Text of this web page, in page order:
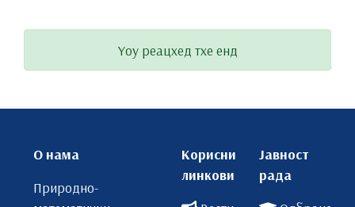
Yоу реацхед тхе енд
О нама
Природно-
Корисни
линкови
Јавност
рада